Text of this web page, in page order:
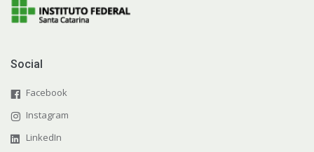
Social
Facebook
Instagram
LinkedIn